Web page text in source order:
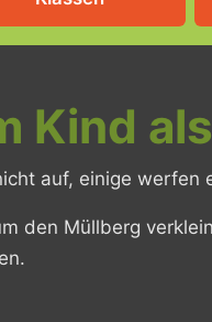
Kind
auf, einige
den Müllberg